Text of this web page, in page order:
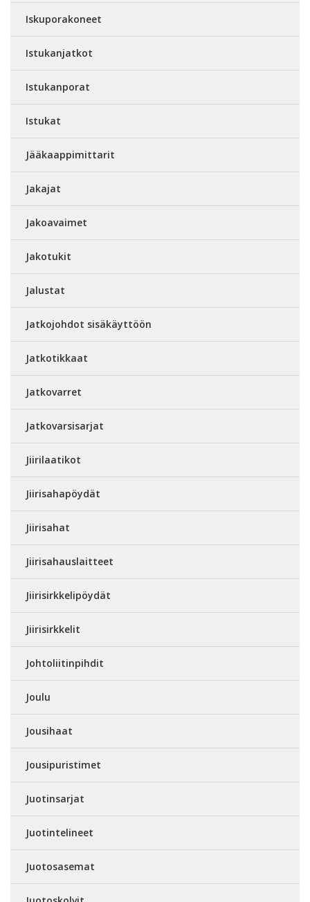
Iskuporakoneet
Istukanjatkot
Istukanporat
Istukat
Jääkaappimittarit
Jakajat
Jakoavaimet
Jakotukit
Jalustat
Jatkojohdot sisäkäyttöön
Jatkotikkaat
Jatkovarret
Jatkovarsisarjat
Jiirilaatikot
Jiirisahapöydät
Jiirisahat
Jiirisahauslaitteet
Jiirisirkkelipöydät
Jiirisirkkelit
Johtoliitinpihdit
Joulu
Jousihaat
Jousipuristimet
Juotinsarjat
Juotintelineet
Juotosasemat